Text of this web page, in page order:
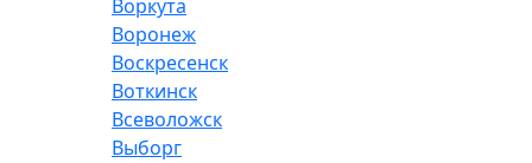
Воркута
Воронеж
Воскресенск
Воткинск
Всеволожск
Выборг